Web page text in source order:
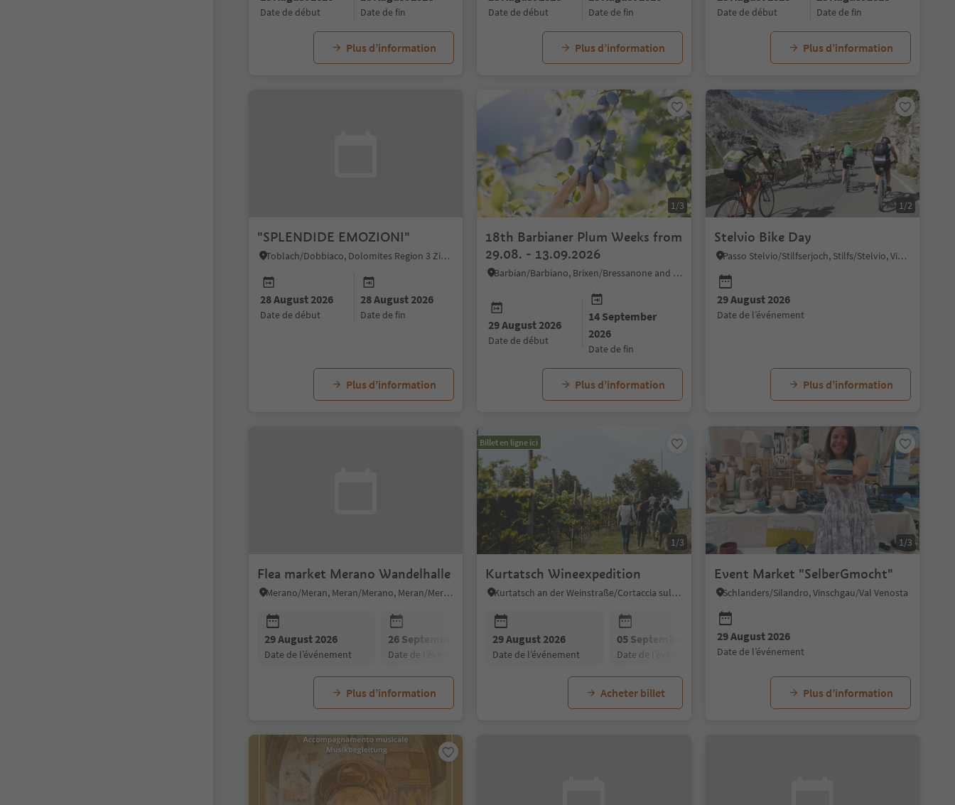
date de début date de fin
Plus d’information
date de début date de fin
Plus d’information
date de début date de fin
Plus d’information
"SPLENDIDE EMOZIONI"
Toblach/Dobbiaco, Dolomites Region 3 Zinnen
28 August 2026
date de début
28 August 2026
date de fin
Plus d’information
1/3
18th Barbianer Plum Weeks from
29.08. - 13.09.2026
Barbian/Barbiano, Brixen/Bressanone and environs
29 August 2026
date de début
14 September
2026
date de fin
Plus d’information
1/2
Stelvio Bike Day
Passo Stelvio/Stilfserjoch, Stilfs/Stelvio, Vinschgau/Val Venosta
29 August 2026
date de l’événement
Plus d’information
Flea market Merano Wandelhalle
Merano/Meran, Meran/Merano, Meran/Merano and environs
29 August 2026
date de l’événement
26 September 2026
date de l’événement
31 October 2026
date de l’événement
28 November 2026
date de l’événement
19 December 2026
date de l’événement
Plus d’information
Billet en ligne ici
1/3
Kurtatsch Wineexpedition
Kurtatsch an der Weinstraße/Cortaccia sulla Strada del Vino, Alto Adige Wine Road
29 August 2026
date de l’événement
05 September 2026
date de l’événement
12 September 2026
date de l’événement
Acheter billet
1/3
Event Market "SelberGmocht"
Schlanders/Silandro, Vinschgau/Val Venosta
29 August 2026
date de l’événement
Plus d’information